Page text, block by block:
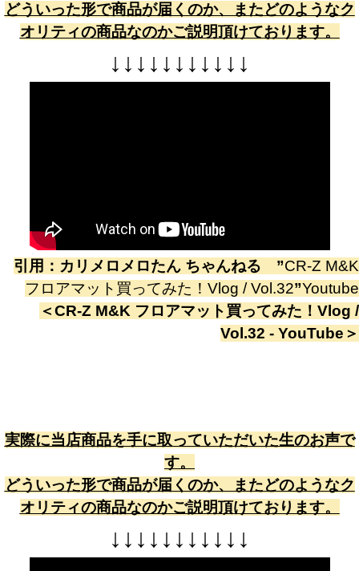
どういった形で商品が届くのか、またどのようなク
オリティの商品なのかご説明頂けております。
↓ ↓ ↓ ↓ ↓ ↓ ↓ ↓ ↓ ↓ ↓
引用： カリメロメロたん ちゃんねる ”CR-Z M&K
フロアマット買ってみた！Vlog / Vol.32”Youtube
＜CR-Z M&K フロアマット買ってみた！Vlog /
Vol.32 - YouTube ＞
実際に当店商品を手に取っていただいた生のお声で
す。
どういった形で商品が届くのか、またどのようなク
オリティの商品なのかご説明頂けております。
↓ ↓ ↓ ↓ ↓ ↓ ↓ ↓ ↓ ↓ ↓